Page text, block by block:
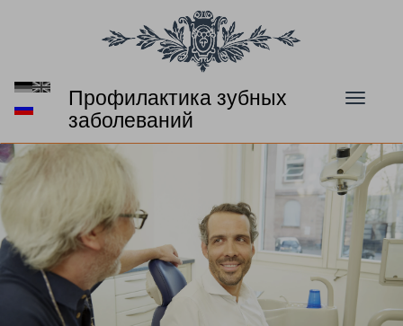
Профилактика зубных
заболеваний